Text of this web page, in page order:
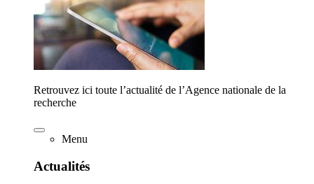
Retrouvez ici toute l’actualité de l’Agence nationale de la
recherche
Menu
Actualités